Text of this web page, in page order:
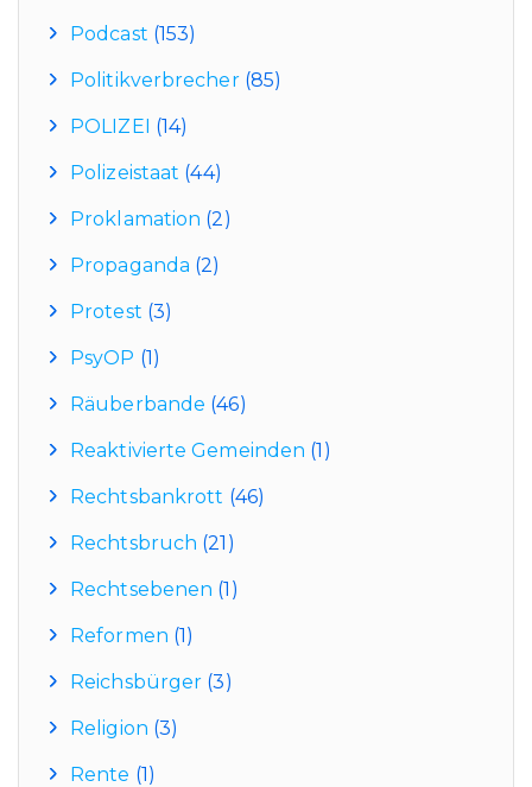
Podcast (153)
Politikverbrecher(85)
POLIZEI (14)
Polizeistaat (44)
Proklamation (2)
Propaganda (2)
Protest (3)
PsyOP (1)
Räuberbande (46)
Reaktivierte Gemeinden (1)
Rechtsbankrott (46)
Rechtsbruch (21)
Rechtsebenen (1)
Reformen (1)
Reichsbürger (3)
Religion (3)
Rente (1)